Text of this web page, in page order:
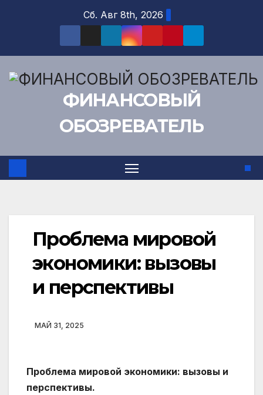
содержимому
Сб. Авг 8th, 2026
ФИНАНСОВЫЙ
ОБОЗРЕВАТЕЛЬ
Проблема мировой
экономики: вызовы
и перспективы
МАЙ 31, 2025
Проблема мировой экономики: вызовы и
перспективы.